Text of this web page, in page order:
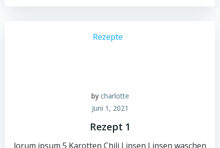
Rezepte
by charlotte
Juni 1, 2021
Rezept 1
lorum ipsum 5 Karotten Chili Linsen Linsen waschen